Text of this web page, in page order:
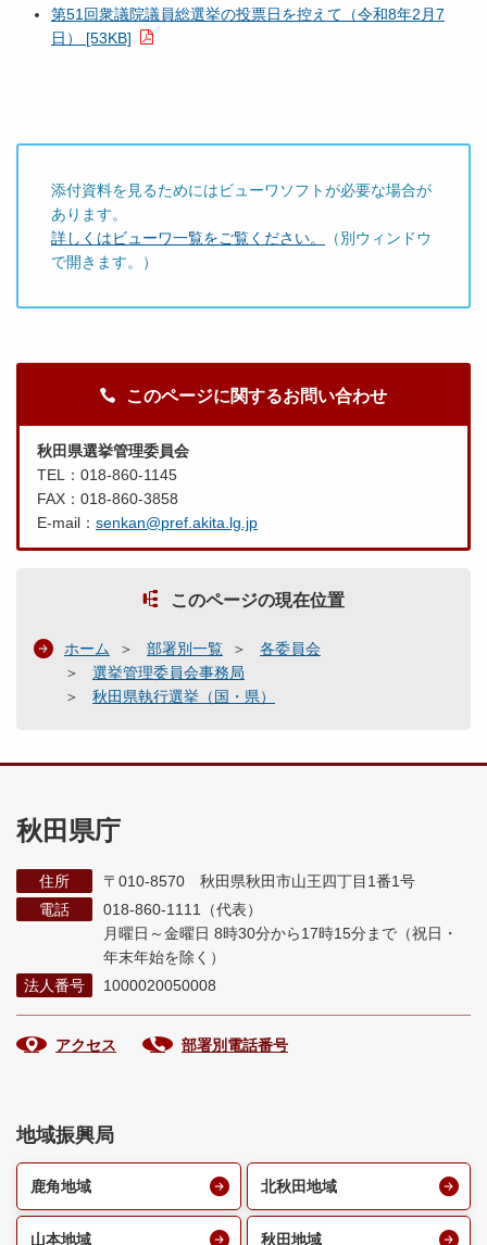
第51回衆議院議員総選挙の投票日を控えて（令和8年2月7
日） [53KB]
添付資料を見るためにはビューワソフトが必要な場合が
あります。
詳しくはビューワ一覧をご覧ください。
（別ウィンドウ
で開きます。）
このページに関するお問い合わせ
秋田県選挙管理委員会
TEL：018-860-1145
FAX：018-860-3858
E-mail： senkan@pref.akita.lg.jp
このページの現在位置
ホーム 部署別一覧
各委員会
選挙管理委員会事務局
秋田県執行選挙（国・県）
秋田県庁
住所
〒010-8570 秋田県秋田市山王四丁目1番1号
電話
018-860-1111（代表）
月曜日～金曜日 8時30分から17時15分まで （祝日・
年末年始を除く）
法人番号
1000020050008
アクセス 部署別電話番号
地域振興局
鹿角地域 北秋田地域
山本地域 秋田地域